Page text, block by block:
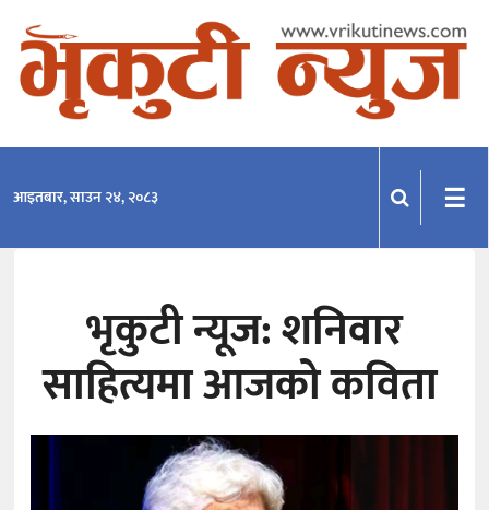
समाचार
अन्तराष्ट्रिय
अन्तर्वार्ता
आइतबार, साउन २४, २०८३ ☰
भृकुटी न्यूज: शनिवार
साहित्यमा आजको कविता